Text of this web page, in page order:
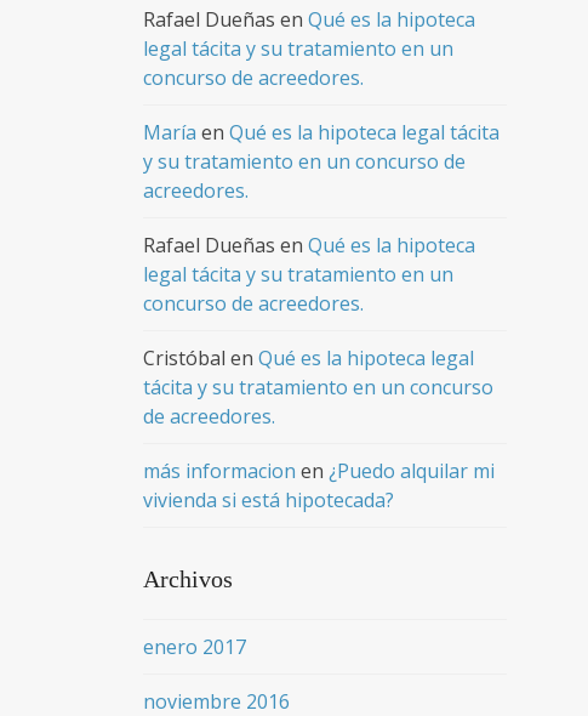
Rafael Dueñas en Qué es la hipoteca
legal tácita y su tratamiento en un
concurso de acreedores.
María en Qué es la hipoteca legal tácita
y su tratamiento en un concurso de
acreedores.
Rafael Dueñas en Qué es la hipoteca
legal tácita y su tratamiento en un
concurso de acreedores.
Cristóbal en Qué es la hipoteca legal
tácita y su tratamiento en un concurso
de acreedores.
más informacion en ¿Puedo alquilar mi
vivienda si está hipotecada?
Archivos
enero 2017
noviembre 2016